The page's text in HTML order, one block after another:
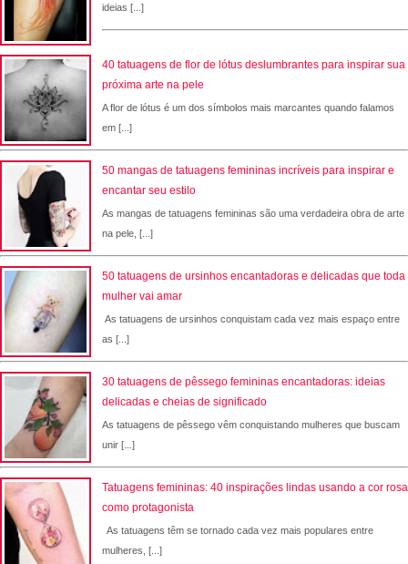
ideias [...]
40 tatuagens de flor de lótus deslumbrantes para inspirar sua
próxima arte na pele
A flor de lótus é um dos símbolos mais marcantes quando falamos
em [...]
50 mangas de tatuagens femininas incríveis para inspirar e
encantar seu estilo
As mangas de tatuagens femininas são uma verdadeira obra de arte
na pele, [...]
50 tatuagens de ursinhos encantadoras e delicadas que toda
mulher vai amar
As tatuagens de ursinhos conquistam cada vez mais espaço entre
as [...]
30 tatuagens de pêssego femininas encantadoras: ideias
delicadas e cheias de significado
As tatuagens de pêssego vêm conquistando mulheres que buscam
unir [...]
Tatuagens femininas: 40 inspirações lindas usando a cor rosa
como protagonista
As tatuagens têm se tornado cada vez mais populares entre
mulheres, [...]